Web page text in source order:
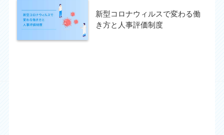
新型コロナウィルスで変わる働
き方と人事評価制度